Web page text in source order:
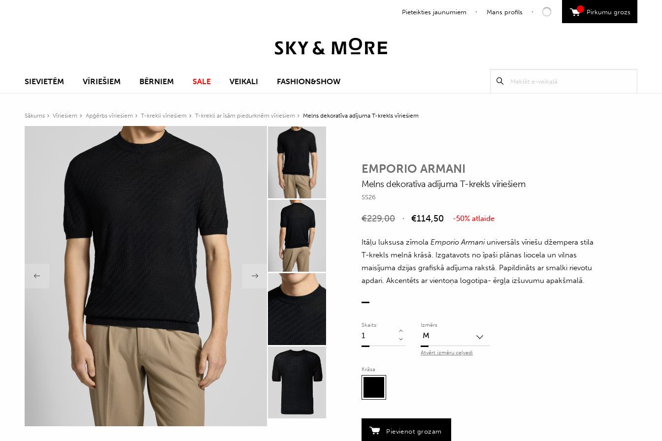
Pieteikties jaunumiem Mans profils Pirkumu grozs
0
SIEVIETĒM VĪRIEŠIEM BĒRNIEM SALE VEIKALI FASHION&SHOW Meklēt
Sākums Vīriešiem Apģērbs vīriešiem T-krekli vīriešiem T-krekli ar īsām piedurknēm vīriešiem Melns dekoratīva adījuma T-krekls vīriešiem
EMPORIO ARMANI
Melns dekoratīva adījuma T-krekls vīriešiem
SS26
€229,00 €114,50 -50% atlaide
Itāļu luksusa zīmolaEmporio Armani universāls vīriešu džempera stila
T-krekls melnā krāsā. Izgatavots no īpaši plānas liocela un vilnas
maisījuma dzijas grafiskā adījuma rakstā. Papildināts ar smalki rievotu
apdari. Akcentēts ar vientoņa logotipa- ērgļa izšuvumu apakšmalā.
Skaits:
Melns
dekoratīva
T-
Izmērs
Atvērt izmēru ceļvedi
Krāsa
Pievienot grozam